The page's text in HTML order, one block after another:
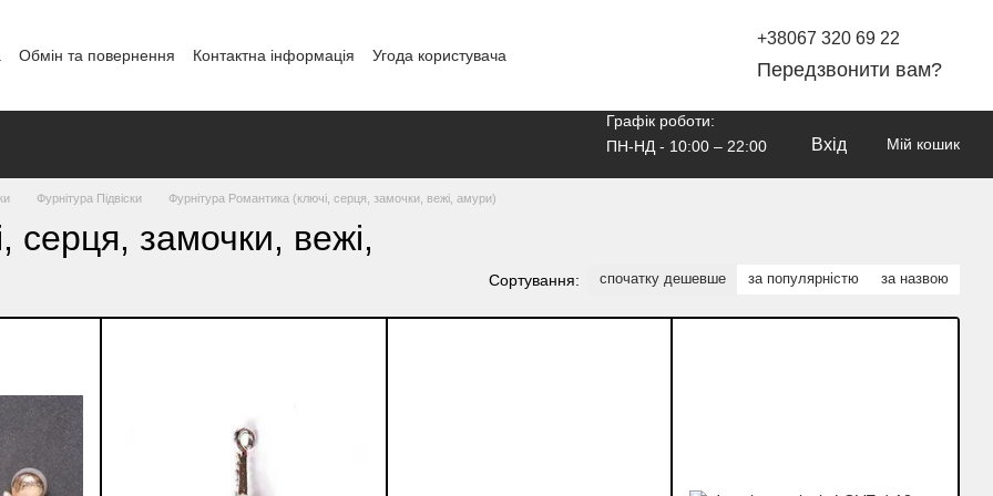
Обмін та повернення Контактна інформація
Угода користувача
+38067 320 69 22
Передзвонити вам?
Графік роботи:
ПН-НД - 10:00 – 22:00
Вхід Мій кошик
Фурнітура Підвіски Фурнітура Романтика (ключі, серця, замочки, вежі, амури)
серця, замочки, вежі,
Сортування: спочатку дешевше за популярністю за назвою